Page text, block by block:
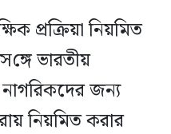
প্রক্রিয়া নিয়মিত
ভারতীয়
জন্য
নিয়‌মিত করার